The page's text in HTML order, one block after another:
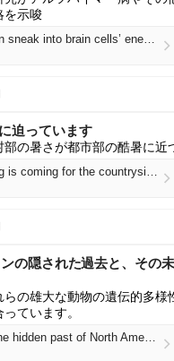
を示唆
Tau protein can sneak into brain cells’ energy factories—and wreak havoc
迫っています
の暑さが都市部の酷暑に近
Global warming is coming for the countryside
の隠された過去と、その
の雄大な動物の遺伝的多様
ています。
DNA reveals the hidden past of North America’s bison—and keys to their future